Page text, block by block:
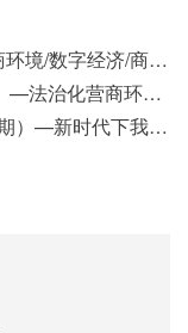
03月14日国脉政务播报（民营企业/营商环境/数字经济/商事制度改革）
国脉智库《营商环境周刊》（第122期）—法治化营商环境视域下我国行政执法公示制度浅析
国脉智库《营商环境周刊》（第六十九期）—新时代下我国营商环境标准体系构建初探